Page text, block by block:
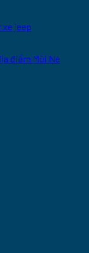
xe jeep
điểm Mũi Né